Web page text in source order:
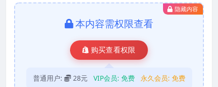
隐藏内容
本内容需权限查看
购买查看权限
普通用户: 28元 VIP会员: 免费 永久会员: 免费